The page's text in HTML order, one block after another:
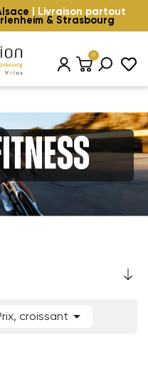
| Livraison partout
& Strasbourg
0
croissant 